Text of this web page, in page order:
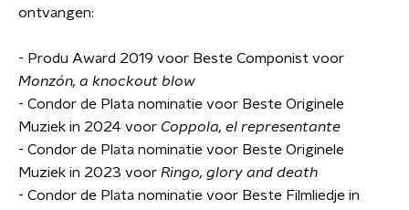
ontvangen:
- Produ Award 2019 voor Beste Componist voor
Monzón, a knockout blow
- Condor de Plata nominatie voor Beste Originele
Muziek in 2024 voor Coppola, el representante
- Condor de Plata nominatie voor Beste Originele
Muziek in 2023 voor Ringo, glory and death
- Condor de Plata nominatie voor Beste Filmliedje in